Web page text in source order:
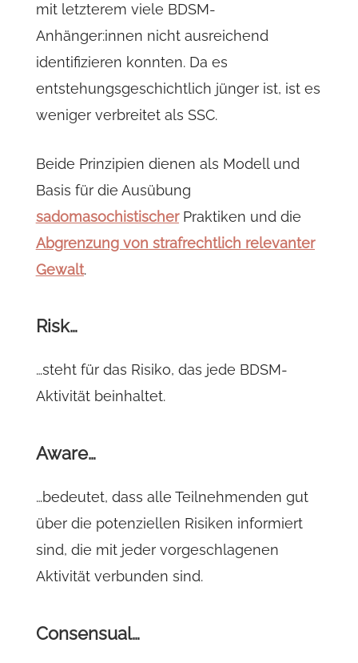
mit letzterem viele BDSM-
Anhänger:innen nicht ausreichend
identifizieren konnten. Da es
entstehungsgeschichtlich jünger ist, ist es
weniger verbreitet als SSC.
Beide Prinzipien dienen als Modell und
Basis für die Ausübung
sadomasochistischerPraktiken und die
Abgrenzung von strafrechtlich relevanter
Gewalt.
Risk…
…steht für das Risiko, das jede BDSM-
Aktivität beinhaltet.
Aware…
…bedeutet, dass alle Teilnehmenden gut
über die potenziellen Risiken informiert
sind, die mit jeder vorgeschlagenen
Aktivität verbunden sind.
Consensual…